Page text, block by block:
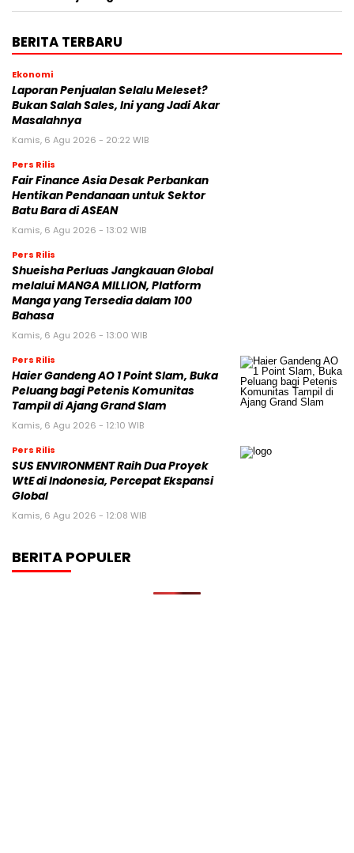
BERITA TERBARU
Ekonomi
Laporan Penjualan Selalu Meleset?
Bukan Salah Sales, Ini yang Jadi Akar
Masalahnya
Kamis, 6 Agu 2026 - 20:22 WIB
Pers Rilis
Fair Finance Asia Desak Perbankan
Hentikan Pendanaan untuk Sektor
Batu Bara di ASEAN
Kamis, 6 Agu 2026 - 13:02 WIB
Pers Rilis
Shueisha Perluas Jangkauan Global
melalui MANGA MILLION, Platform
Manga yang Tersedia dalam 100
Bahasa
Kamis, 6 Agu 2026 - 13:00 WIB
Pers Rilis
Haier Gandeng AO 1 Point Slam, Buka
Peluang bagi Petenis Komunitas
Tampil di Ajang Grand Slam
Kamis, 6 Agu 2026 - 12:10 WIB
Pers Rilis
SUS ENVIRONMENT Raih Dua Proyek
WtE di Indonesia, Percepat Ekspansi
Global
Kamis, 6 Agu 2026 - 12:08 WIB
BERITA POPULER